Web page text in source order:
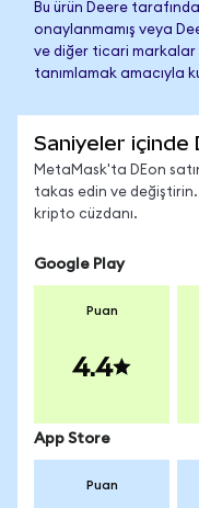
Bu ürün Deere
onaylanmamış veya
ve diğer ticari markalar
tanımlamak amacıyla
Saniyeler içinde
MetaMask'ta DEon
takas edin ve değiştirin.
kripto cüzdanı.
Google Play
Puan
4.4
App Store
Puan